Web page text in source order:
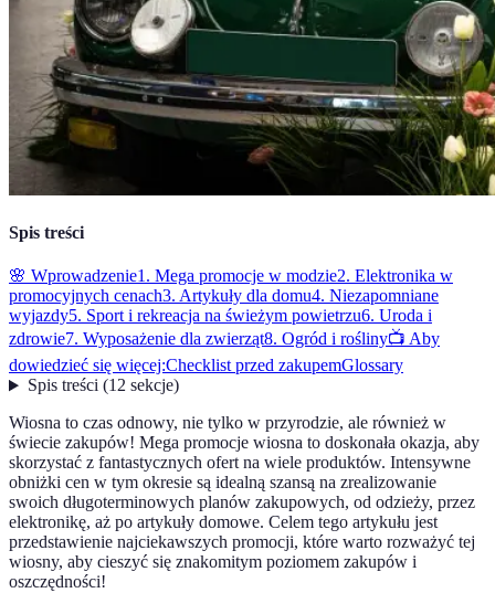
Spis treści
🌸 Wprowadzenie1. Mega promocje w modzie2. Elektronika w
promocyjnych cenach3. Artykuły dla domu4. Niezapomniane
wyjazdy5. Sport i rekreacja na świeżym powietrzu6. Uroda i
zdrowie7. Wyposażenie dla zwierząt8. Ogród i rośliny📺 Aby
dowiedzieć się więcej:Checklist przed zakupemGlossary
Spis treści(12 sekcje)
Wiosna to czas odnowy, nie tylko w przyrodzie, ale również w
świecie zakupów! Mega promocje wiosna to doskonała okazja, aby
skorzystać z fantastycznych ofert na wiele produktów. Intensywne
obniżki cen w tym okresie są idealną szansą na zrealizowanie
swoich długoterminowych planów zakupowych, od odzieży, przez
elektronikę, aż po artykuły domowe. Celem tego artykułu jest
przedstawienie najciekawszych promocji, które warto rozważyć tej
wiosny, aby cieszyć się znakomitym poziomem zakupów i
oszczędności!